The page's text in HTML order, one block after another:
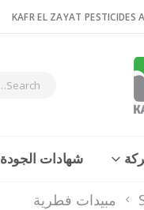
KAFR EL ZAYAT PESTICIDES
شهادات الجودة
مبيدات فطرية